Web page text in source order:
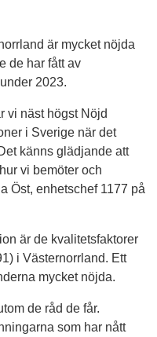
är mycket nöjda
de har fått av
2023.
vi näst högst Nöjd
i Sverige när det
känns glädjande att
vi bemöter och
Öst, enhetschef 1177 på
är de kvalitetsfaktorer
i Västernorrland. Ett
mycket nöjda.
de råd de får.
som har nått